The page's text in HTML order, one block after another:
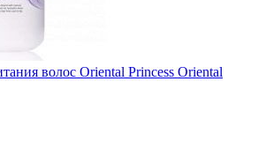
волос Oriental Princess Oriental